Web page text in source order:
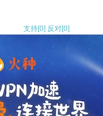
支持[0] 反对[0]
支持[0] 反对